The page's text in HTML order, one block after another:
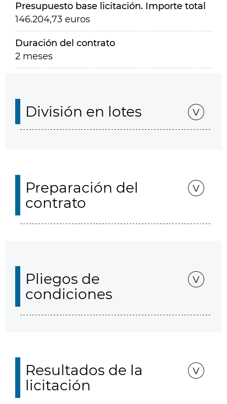
Presupuesto base licitación. Importe total
146.204,73 euros
Duración del contrato
2 meses
División en lotes
Preparación del
contrato
Pliegos de
condiciones
Resultados de la
licitación